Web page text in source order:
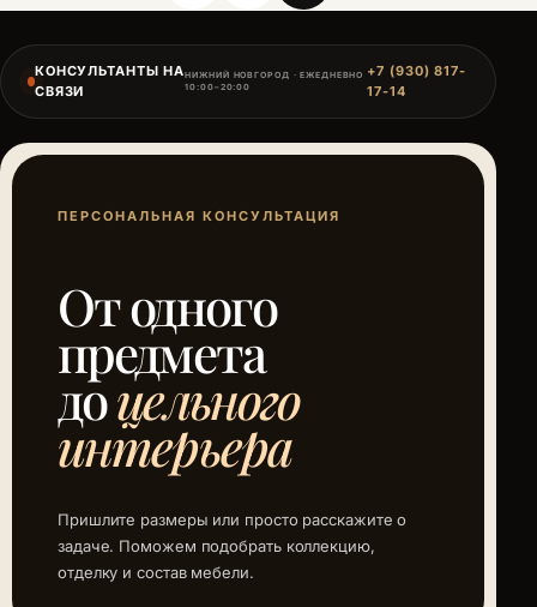
КОНСУЛЬТАНТЫ НА
СВЯЗИ
НИЖНИЙ НОВГОРОД · ЕЖЕДНЕВНО
10:00–20:00
+7 (930) 817-
17-14
ПЕРСОНАЛЬНАЯ КОНСУЛЬТАЦИЯ
От одного
предмета
доцельного
интерьера
Пришлите размеры или просто расскажите о
задаче. Поможем подобрать коллекцию,
отделку и состав мебели.